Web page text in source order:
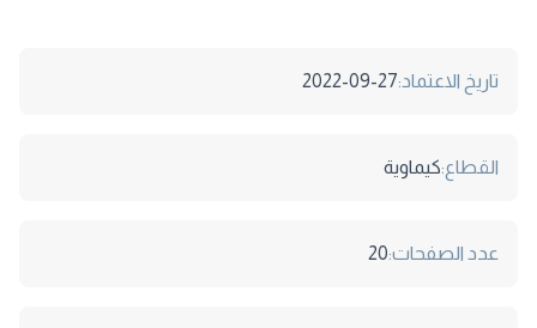
تاريخ الاعتماد:2022-09-27
القطاع:كيماوية
عدد الصفحات:20